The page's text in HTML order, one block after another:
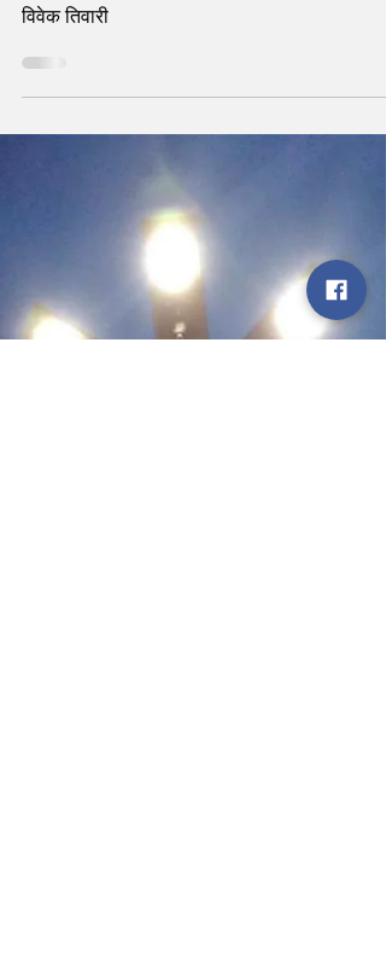
Nuclear Powered
Countries - किसके पास कितने
हथियार, कौन कितना ताकतवर
विवेक तिवारी